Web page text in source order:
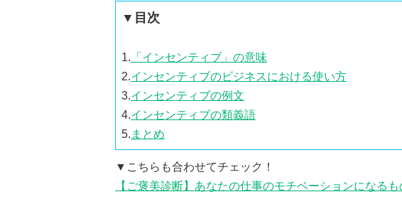
▼目次
1. 「インセンティブ」の意味
2.インセンティブのビジネスにおける使い方
3.インセンティブの例文
4.インセンティブの類義語
5. まとめ
▼こちらも合わせてチェック！
【ご褒美診断】あなたの仕事のモチベーションになるも